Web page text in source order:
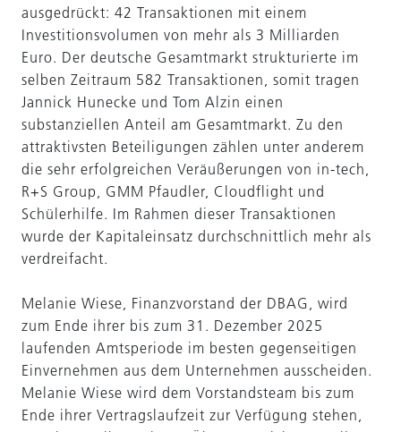
ausgedrückt: 42 Transaktionen mit einem
Investitionsvolumen von mehr als 3 Milliarden
Euro. Der deutsche Gesamtmarkt strukturierte im
selben Zeitraum 582 Transaktionen, somit tragen
Jannick Hunecke und Tom Alzin einen
substanziellen Anteil am Gesamtmarkt. Zu den
attraktivsten Beteiligungen zählen unter anderem
die sehr erfolgreichen Veräußerungen von in-tech,
R+S Group, GMM Pfaudler, Cloudflight und
Schülerhilfe. Im Rahmen dieser Transaktionen
wurde der Kapitaleinsatz durchschnittlich mehr als
verdreifacht.
Melanie Wiese, Finanzvorstand der DBAG, wird
zum Ende ihrer bis zum 31. Dezember 2025
laufenden Amtsperiode im besten gegenseitigen
Einvernehmen aus dem Unternehmen ausscheiden.
Melanie Wiese wird dem Vorstandsteam bis zum
Ende ihrer Vertragslaufzeit zur Verfügung stehen,